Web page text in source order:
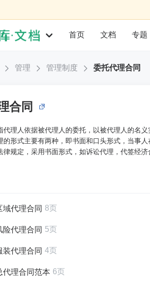
首页 文档 专题
管理 管理制度 委托代理合同
合同
代理人依据被代理人的委托，以被代理人的名
的形式主要有两种，即书面和口头形式，当事
律规定，采用书面形式，如诉讼代理，代签经济
域代理合同 8页
险代理合同 5页
装代理合同 4页
代理合同范本 6页